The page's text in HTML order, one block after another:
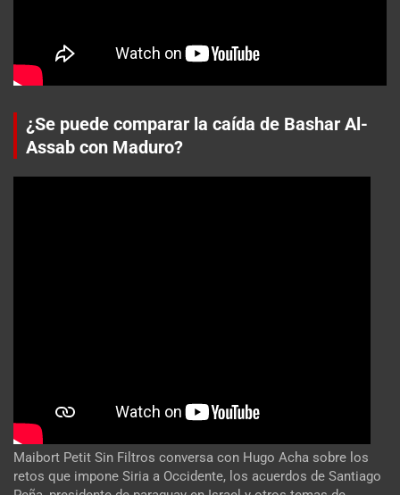
¿Se puede comparar la caída de Bashar Al-
Assab con Maduro?
Maibort Petit Sin Filtros conversa con Hugo Acha sobre los
retos que impone Siria a Occidente, los acuerdos de Santiago